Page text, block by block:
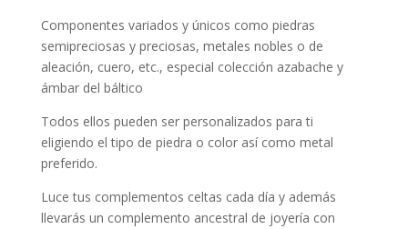
Componentes variados y únicos como piedras
semipreciosas y preciosas, metales nobles o de
aleación, cuero, etc., especial colección azabache y
ámbar del báltico
Todos ellos pueden ser personalizados para ti
eligiendo el tipo de piedra o color así como metal
preferido.
Luce tus complementos celtas cada día y además
llevarás un complemento ancestral de joyería con